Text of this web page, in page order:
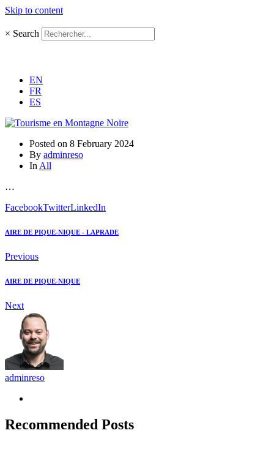
Skip to content
× Search
EN
FR
ES
Posted on 8 February 2024
By adminreso
In All
…
FacebookTwitterLinkedIn
AIRE DE PIQUE-NIQUE - LAPRADE
Previous
AIRE DE PIQUE-NIQUE
Next
adminreso
Recommended Posts